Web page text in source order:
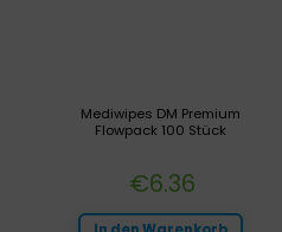
Mediwipes DM Premium
Flowpack 100 Stück
€6.36